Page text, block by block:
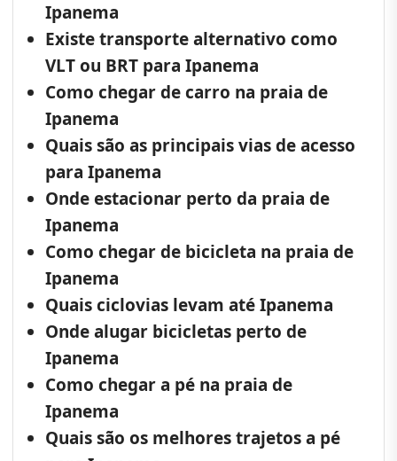
Ipanema
Existe transporte alternativo como
VLT ou BRT para Ipanema
Como chegar de carro na praia de
Ipanema
Quais são as principais vias de acesso
para Ipanema
Onde estacionar perto da praia de
Ipanema
Como chegar de bicicleta na praia de
Ipanema
Quais ciclovias levam até Ipanema
Onde alugar bicicletas perto de
Ipanema
Como chegar a pé na praia de
Ipanema
Quais são os melhores trajetos a pé